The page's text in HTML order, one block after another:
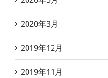
2020年3月
2019年12月
2019年11月